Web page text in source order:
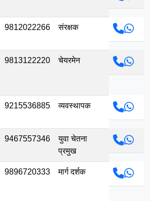
9812022266 संरक्षक
9813122220 चेयरमेन
9215536885 व्यवस्थापक
9467557346
युवा चेतना
प्रमुख
9896720333 मार्ग दर्शक